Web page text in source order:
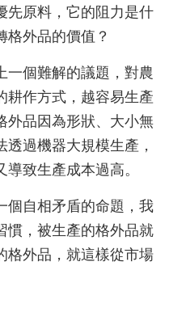
先原料，它的阻力是什
格外品的價值？
一個難解的議題，對農
耕作方式，越容易生產
外品因為形狀、大小無
透過機器大規模生產，
導致生產成本過高。
個自相矛盾的命題， 我
慣，被生產的格外品就
格外品，就這樣從市場